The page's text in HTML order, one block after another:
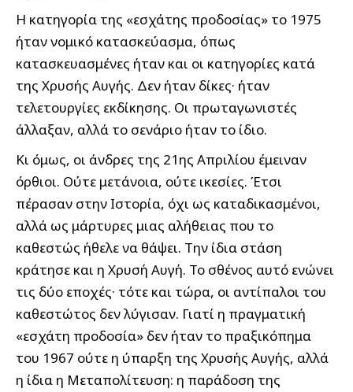
Η κατηγορία της «εσχάτης προδοσίας» το 1975
ήταν νομικό κατασκεύασμα, όπως
κατασκευασμένες ήταν και οι κατηγορίες κατά
της Χρυσής Αυγής. Δεν ήταν δίκες· ήταν
τελετουργίες εκδίκησης. Οι πρωταγωνιστές
άλλαξαν, αλλά το σενάριο ήταν το ίδιο.
Κι όμως, οι άνδρες της 21ης Απριλίου έμειναν
όρθιοι. Ούτε μετάνοια, ούτε ικεσίες. Έτσι
πέρασαν στην Ιστορία, όχι ως καταδικασμένοι,
αλλά ως μάρτυρες μιας αλήθειας που το
καθεστώς ήθελε να θάψει. Την ίδια στάση
κράτησε και η Χρυσή Αυγή. Το σθένος αυτό ενώνει
τις δύο εποχές· τότε και τώρα, οι αντίπαλοι του
καθεστώτος δεν λύγισαν. Γιατί η πραγματική
«εσχάτη προδοσία» δεν ήταν το πραξικόπημα
του 1967 ούτε η ύπαρξη της Χρυσής Αυγής, αλλά
η ίδια η Μεταπολίτευση: η παράδοση της